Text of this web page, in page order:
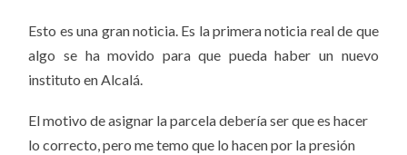
Esto es una gran noticia. Es la primera noticia real de que
algo se ha movido para que pueda haber un nuevo
instituto en Alcalá.
El motivo de asignar la parcela debería ser que es hacer
lo correcto, pero me temo que lo hacen por la presión